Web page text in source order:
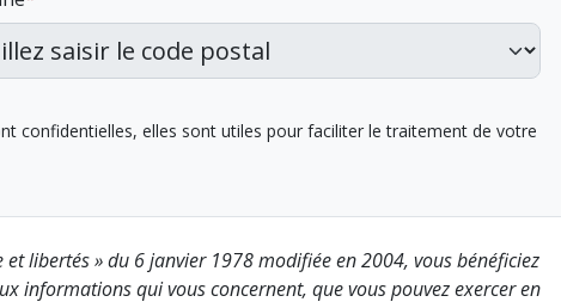
confidentielles, elles sont utiles pour faciliter le traitement de votre
libertés » du 6 janvier 1978 modifiée en 2004, vous bénéficiez
informations qui vous concernent, que vous pouvez exercer en